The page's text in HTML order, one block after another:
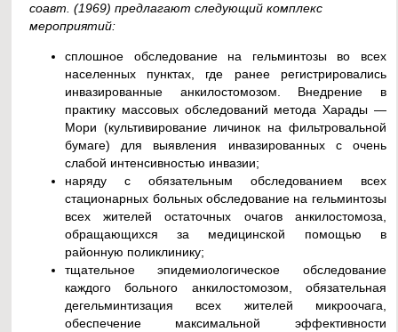
соавт. (1969) предлагают следующий комплекс
мероприятий:
сплошное обследование на гельминтозы во всех
населенных пунктах, где ранее регистрировались
инвазированные анкилостомозом. Внедрение в
практику массовых обследований метода Харады —
Мори (культивирование личинок на фильтровальной
бумаге) для выявления инвазированных с очень
слабой интенсивностью инвазии;
наряду с обязательным обследованием всех
стационарных больных обследование на гельминтозы
всех жителей остаточных очагов анкилостомоза,
обращающихся за медицинской помощью в
районную поликлинику;
тщательное эпидемиологическое обследование
каждого больного анкилостомозом, обязательная
дегельминтизация всех жителей микроочага,
обеспечение максимальной эффективности